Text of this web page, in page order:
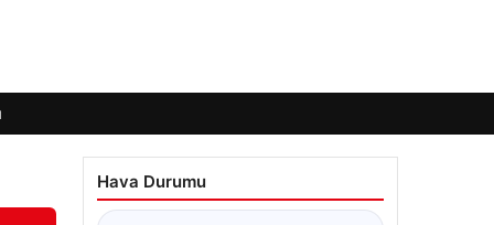
Hava Durumu